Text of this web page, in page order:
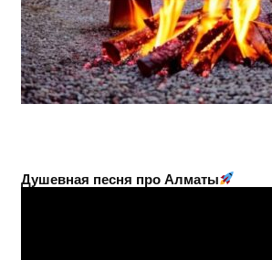
Душевная песня про Алматы